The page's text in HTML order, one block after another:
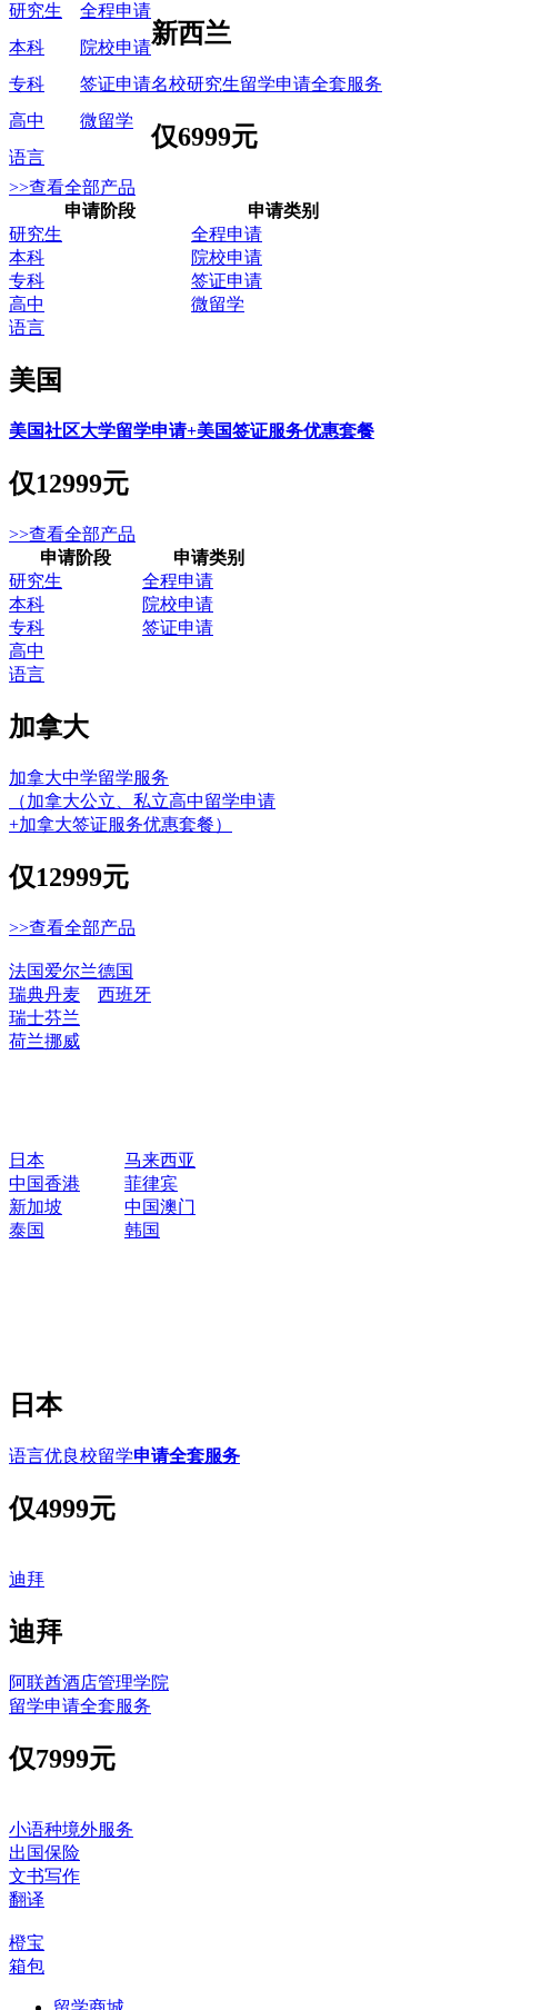
研究生
全程申请
新西兰
名校研究生留学申请全套服务
仅6999元
本科
院校申请
专科
签证申请
高中
微留学
语言
>>查看全部产品
申请阶段
申请类别
研究生
全程申请
本科
院校申请
专科
签证申请
高中
微留学
语言
美国
美国社区大学留学申请+美国签证服务优惠套餐
仅12999元
>>查看全部产品
申请阶段
申请类别
研究生
全程申请
本科
院校申请
专科
签证申请
高中
语言
加拿大
加拿大中学留学服务
（加拿大公立、私立高中留学申请
+加拿大签证服务优惠套餐）
仅12999元
>>查看全部产品
法国爱尔兰德国
瑞典丹麦
西班牙
瑞士芬兰
荷兰挪威
日本
马来西亚
中国香港
菲律宾
新加坡
中国澳门
泰国
韩国
日本
语言优良校留学申请全套服务
仅4999元
迪拜
迪拜
阿联酋酒店管理学院
留学申请全套服务
仅7999元
小语种境外服务
出国保险
文书写作
翻译
橙宝
箱包